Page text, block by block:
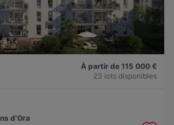
À partir de 115 000 €
23 lots disponibles
d'Ora